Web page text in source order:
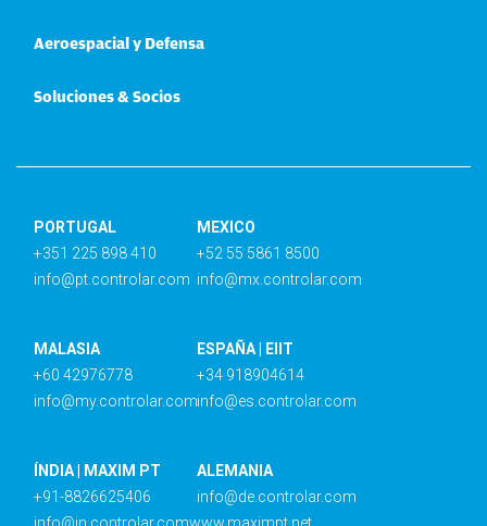
Aeroespacial y Defensa
Soluciones & Socios
PORTUGAL
+351 225 898 410
info@pt.controlar.com
MEXICO
+52 55 5861 8500
info@mx.controlar.com
MALASIA
+60 42976778
info@my.controlar.com
ESPAÑA | EIIT
+34 918904614
info@es.controlar.com
ÍNDIA | MAXIM PT
+91-8826625406
ALEMANIA
info@de.controlar.com